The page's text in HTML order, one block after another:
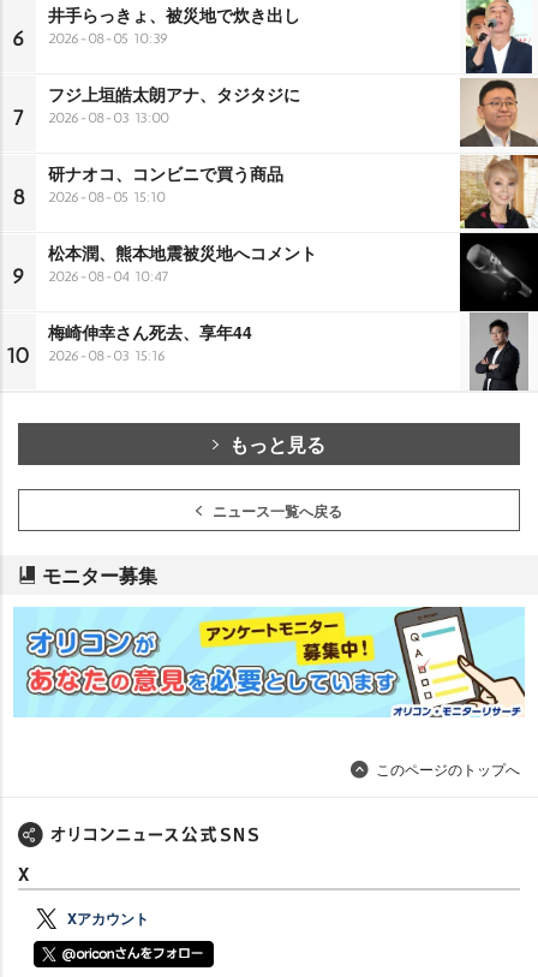
6
井手らっきょ、被災地で炊き出し
2026-08-05 10:39
7
フジ上垣皓太朗アナ、タジタジに
2026-08-03 13:00
8
研ナオコ、コンビニで買う商品
2026-08-05 15:10
9
松本潤、熊本地震被災地へコメント
2026-08-04 10:47
10
梅崎伸幸さん死去、享年44
2026-08-03 15:16
もっと見る
ニュース一覧へ戻る
モニター募集
このページのトップへ
X
Xアカウント